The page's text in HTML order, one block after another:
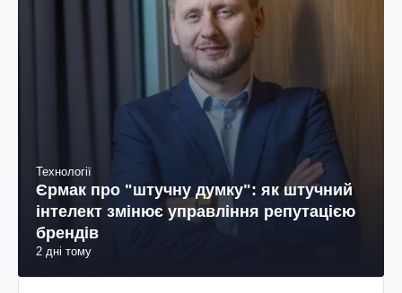
Технології
Єрмак про "штучну думку": як штучний
інтелект змінює управління репутацією
брендів
2 дні тому